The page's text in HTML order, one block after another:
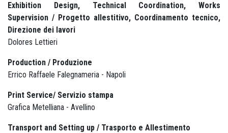
Exhibition Design, Technical Coordination, Works
Supervision / Progetto allestitivo, Coordinamento tecnico,
Direzione dei lavori
Dolores Lettieri
Production / Produzione
Errico Raffaele Falegnameria - Napoli
Print Service/ Servizio stampa
Grafica Metelliana - Avellino
Transport and Setting up / Trasporto e Allestimento